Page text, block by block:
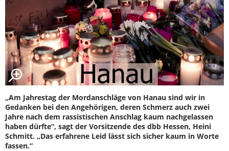
„Am Jahrestag der Mordanschläge von Hanau sind wir in
Gedanken bei den Angehörigen, deren Schmerz auch zwei
Jahre nach dem rassistischen Anschlag kaum nachgelassen
haben dürfte“, sagt der Vorsitzende des dbb Hessen, Heini
Schmitt. „Das erfahrene Leid lässt sich sicher kaum in Worte
fassen.“